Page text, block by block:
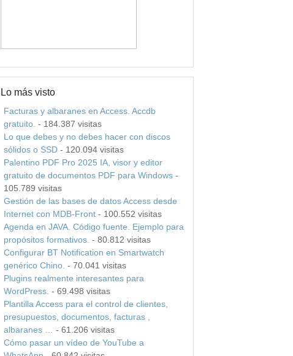
Lo más visto
Facturas y albaranes en Access. Accdb
gratuito. - 184.387 visitas
Lo que debes y no debes hacer con discos
sólidos o SSD- 120.094 visitas
Palentino PDF Pro 2025 IA, visor y editor
gratuito de documentos PDF para Windows-
105.789 visitas
Gestión de las bases de datos Access desde
Internet con MDB-Front- 100.552 visitas
Agenda en JAVA. Código fuente. Ejemplo para
propósitos formativos. - 80.812 visitas
Configurar BT Notification en Smartwatch
genérico Chino. - 70.041 visitas
Plugins realmente interesantes para
WordPress. - 69.498 visitas
Plantilla Access para el control de clientes,
presupuestos, documentos, facturas ,
albaranes …
- 61.206 visitas
Cómo pasar un vídeo de YouTube a